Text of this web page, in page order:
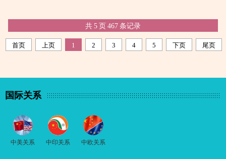
共 5 页 467 条记录
首页 上页 1 2 3 4 5 下页 尾页
国际关系
中美关系 中印关系 中欧关系